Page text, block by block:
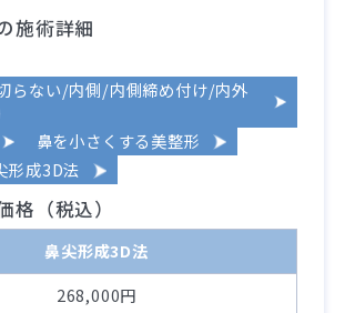
施術詳細
ない/内側/内側締め付け/内外
鼻を小さくする美整形
形成3D法
格（税込）
鼻尖形成3D法
268,000円